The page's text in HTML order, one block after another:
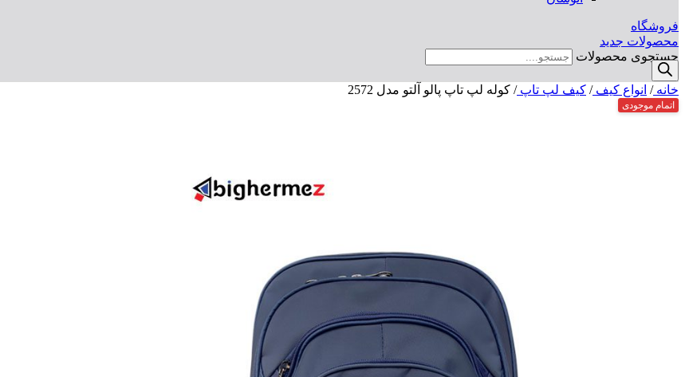
فروشگاه
محصولات جدید
جستجوی محصولات
خانه/ انواع کیف/ کیف لپ تاپ/ کوله لپ تاپ پالو آلتو مدل 2572
اتمام موجودی